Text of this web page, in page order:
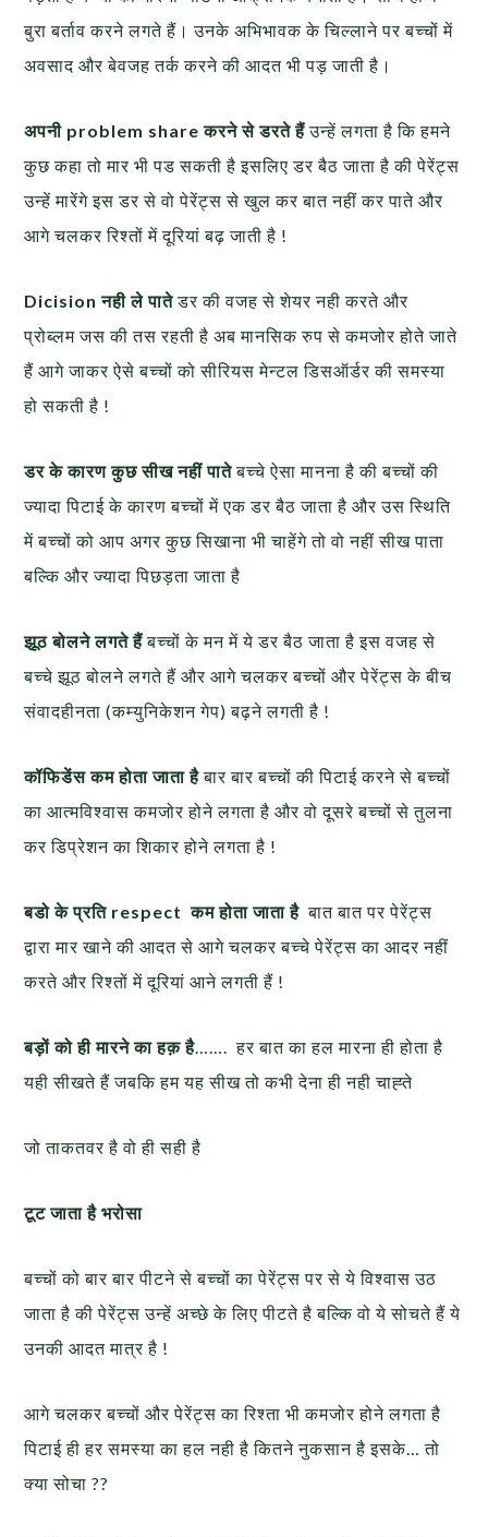
बुरा बर्ताव करने लगते हैं। उनके अभिभावक के चिल्‍लाने पर बच्चों में
अवसाद और बेवजह तर्क करने की आदत भी पड़ जाती है।
अपनी problem share करने से डरते हैंउन्हें लगता है कि हमने
कुछ कहा तो मार भी पड सकती है इसलिए डर बैठ जाता है की पेरेंट्स
उन्हें मारेंगे इस डर से वो पेरेंट्स से खुल कर बात नहीं कर पाते और
आगे चलकर रिश्तों में दूरियां बढ़ जाती है !
Dicision नही ले पातेडर की वजह से शेयर नही करते और
प्रोब्लम जस की तस रहती है अब मानसिक रुप से कमजोर होते जाते
हैं आगे जाकर ऐसे बच्चों को सीरियस मेन्टल डिसऑर्डर की समस्या
हो सकती है !
डर के कारण कुछ सीख नहीं पातेबच्चे ऐसा मानना है की बच्चों की
ज्यादा पिटाई के कारण बच्चों में एक डर बैठ जाता है और उस स्थिति
में बच्चों को आप अगर कुछ सिखाना भी चाहेंगे तो वो नहीं सीख पाता
बल्कि और ज्यादा पिछड़ता जाता है
झूठ बोलने लगते हैंबच्चों के मन में ये डर बैठ जाता है इस वजह से
बच्चे झूठ बोलने लगते हैं और आगे चलकर बच्चों और पेरेंट्स के बीच
संवादहीनता (कम्युनिकेशन गेप) बढ़ने लगती है !
कॉफिडेंस कम होता जाता हैबार बार बच्चों की पिटाई करने से बच्चों
का आत्मविश्वास कमजोर होने लगता है और वो दूसरे बच्चों से तुलना
कर डिप्रेशन का शिकार होने लगता है !
बडो के प्रति respect कम होता जाता है बात बात पर पेरेंट्स
द्वारा मार खाने की आदत से आगे चलकर बच्चे पेरेंट्स का आदर नहीं
करते और रिश्तों में दूरियां आने लगती हैं !
बड़ों को ही मारने का हक़ है……. हर बात का हल मारना ही होता है
यही सीखते हैं जबकि हम यह सीख तो कभी देना ही नही चाह्ते
जो ताकतवर है वो ही सही है
टूट जाता है भरोसा
बच्चों को बार बार पीटने से बच्चों का पेरेंट्स पर से ये विश्वास उठ
जाता है की पेरेंट्स उन्हें अच्छे के लिए पीटते है बल्कि वो ये सोचते हैं ये
उनकी आदत मात्र है !
आगे चलकर बच्चों और पेरेंट्स का रिश्ता भी कमजोर होने लगता है
पिटाई ही हर समस्या का हल नही है कितने नुकसान है इसके… तो
क्या सोचा ??